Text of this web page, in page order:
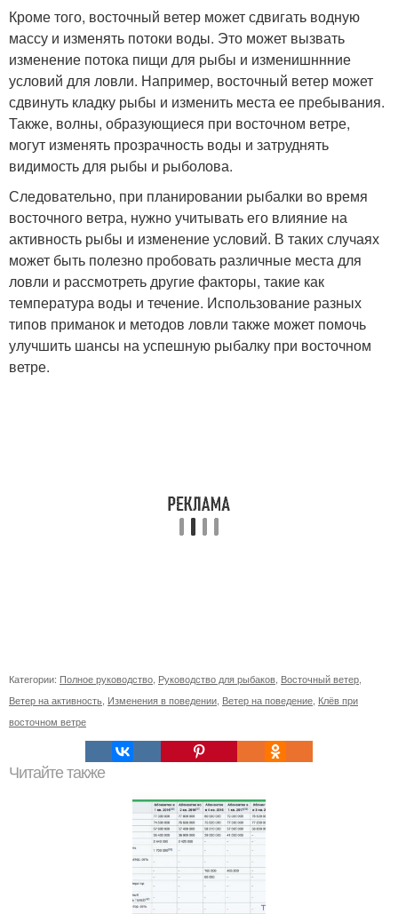
Кроме того, восточный ветер может сдвигать водную
массу и изменять потоки воды. Это может вызвать
изменение потока пищи для рыбы и изменишннние
условий для ловли. Например, восточный ветер может
сдвинуть кладку рыбы и изменить места ее пребывания.
Также, волны, образующиеся при восточном ветре,
могут изменять прозрачность воды и затруднять
видимость для рыбы и рыболова.
Следовательно, при планировании рыбалки во время
восточного ветра, нужно учитывать его влияние на
активность рыбы и изменение условий. В таких случаях
может быть полезно пробовать различные места для
ловли и рассмотреть другие факторы, такие как
температура воды и течение. Использование разных
типов приманок и методов ловли также может помочь
улучшить шансы на успешную рыбалку при восточном
ветре.
Категории: Полное руководство Руководство для рыбаков Восточный ветер
Ветер на активность Изменения в поведении Ветер на поведение Клёв при
восточном ветре
Читайте также